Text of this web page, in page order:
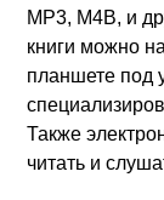
MP3, M4B, и
книги можно
планшете под
Также
читать и